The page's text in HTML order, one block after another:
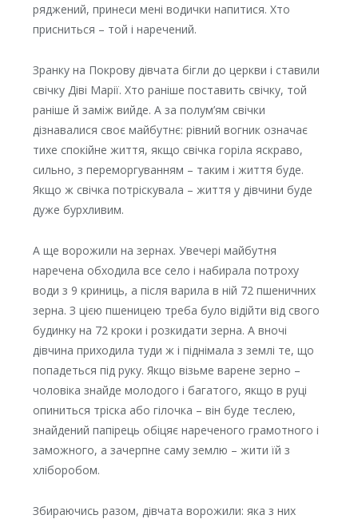
ряджений, принеси мені водички напитися. Хто
присниться – той і наречений.
Зранку на Покрову дівчата бігли до церкви і ставили
свічку Діві Марії. Хто раніше поставить свічку, той
раніше й заміж вийде. А за полум’ям свічки
дізнавалися своє майбутнє: рівний вогник означає
тихе спокійне життя, якщо свічка горіла яскраво,
сильно, з переморгуванням – таким і життя буде.
Якщо ж свічка потріскувала – життя у дівчини буде
дуже бурхливим.
А ще ворожили на зернах. Увечері майбутня
наречена обходила все село і набирала потроху
води з 9 криниць, а після варила в ній 72 пшеничних
зерна. З цією пшеницею треба було відійти від свого
будинку на 72 кроки і розкидати зерна. А вночі
дівчина приходила туди ж і піднімала з землі те, що
попадеться під руку. Якщо візьме варене зерно –
чоловіка знайде молодого і багатого, якщо в руці
опиниться тріска або гілочка – він буде теслею,
знайдений папірець обіцяє нареченого грамотного і
заможного, а зачерпне саму землю – жити їй з
хліборобом.
Збираючись разом, дівчата ворожили: яка з них